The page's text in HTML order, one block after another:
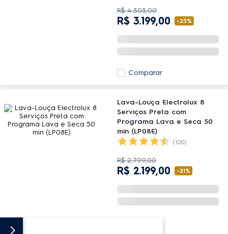
R$ 4.303,00
R$ 3.199,00 -25%
Comparar
Lava-Louça Electrolux 8
Serviços Preta com
Programa Lava e Seca 50
min (LP08E)
(100)
R$ 2.799,00
R$ 2.199,00 -21%